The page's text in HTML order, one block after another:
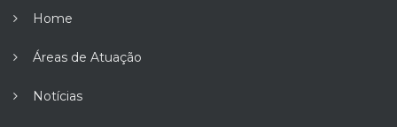
Home
Áreas de Atuação
Notícias